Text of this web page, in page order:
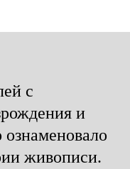
с
и
ознаменовало
живописи.